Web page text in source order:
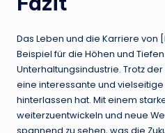
Das Leben und die Karriere von
Beispiel für die Höhen und
Unterhaltungsindustrie. Trotz
eine interessante und vielseitige
hinterlassen hat. Mit einem
weiterzuentwickeln und neue